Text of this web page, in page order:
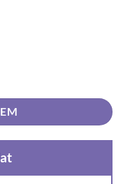
mosás 2990 ml